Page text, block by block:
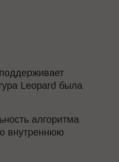
Leopard была
алгоритма
внутреннюю